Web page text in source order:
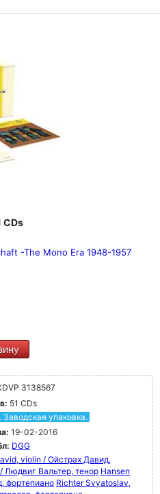
CDs
-The Mono Era 1948-1957
3138567
51 CDs
Заводская упаковка.
19-02-2016
DGG
violin / Ойстрах Давид,
Людвиг Вальтер, тенор Hansen
фортепиано Richter Svyatoslav,